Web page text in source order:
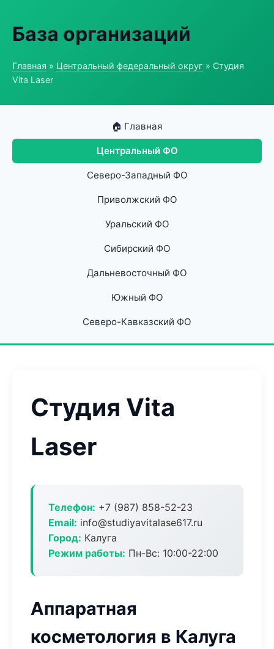
База организаций
Главная » Центральный федеральный округ » Студия
Vita Laser
🏠 Главная
Центральный ФО
Северо-Западный ФО
Приволжский ФО
Уральский ФО
Сибирский ФО
Дальневосточный ФО
Южный ФО
Северо-Кавказский ФО
Студия Vita
Laser
Телефон: +7 (987) 858-52-23
Email: info@studiyavitalase617.ru
Город: Калуга
Режим работы: Пн-Вс: 10:00-22:00
Аппаратная
косметология в Калуга